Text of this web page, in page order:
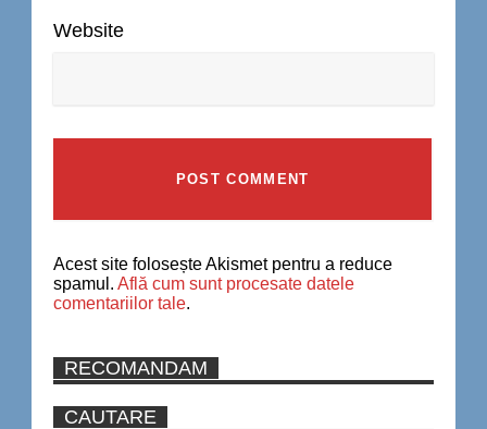
Website
Acest site folosește Akismet pentru a reduce
spamul. Află cum sunt procesate datele
comentariilor tale.
RECOMANDAM
CAUTARE